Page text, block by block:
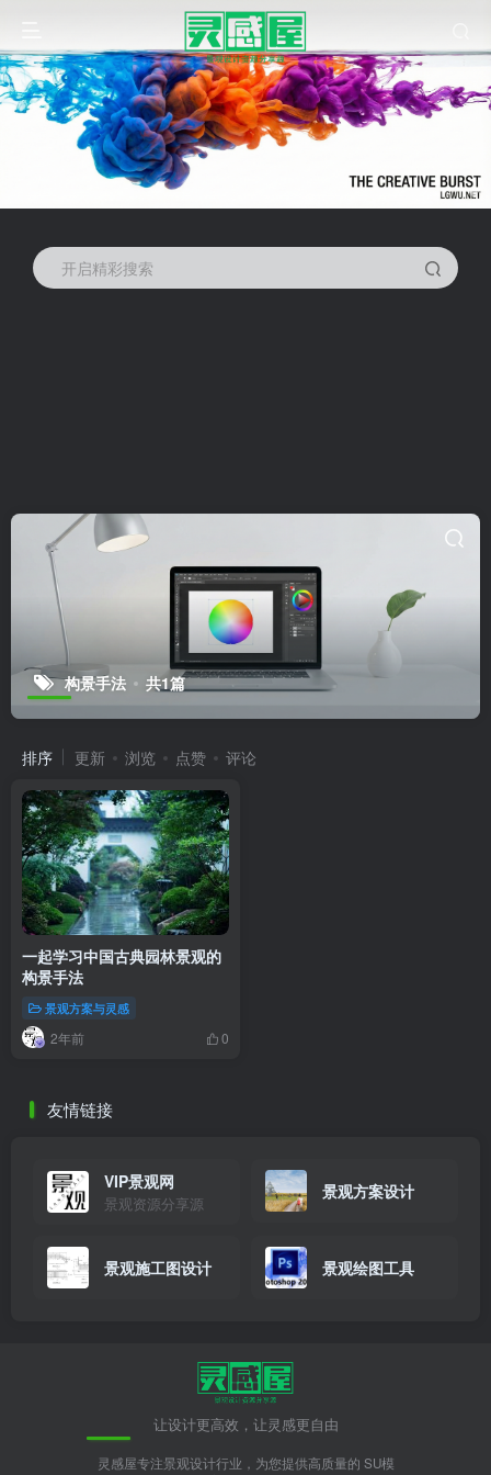
开启精彩搜索
构景手法 共1篇
排序 更新 浏览 点赞 评论
一起学习中国古典园林景观的
构景手法
景观方案与灵感
2年前 0
友情链接
VIP景观网
景观资源分享源
景观方案设计
景观施工图设计 景观绘图工具
让设计更高效，让灵感更自由
灵感屋专注景观设计行业，为您提供高质量的 SU模